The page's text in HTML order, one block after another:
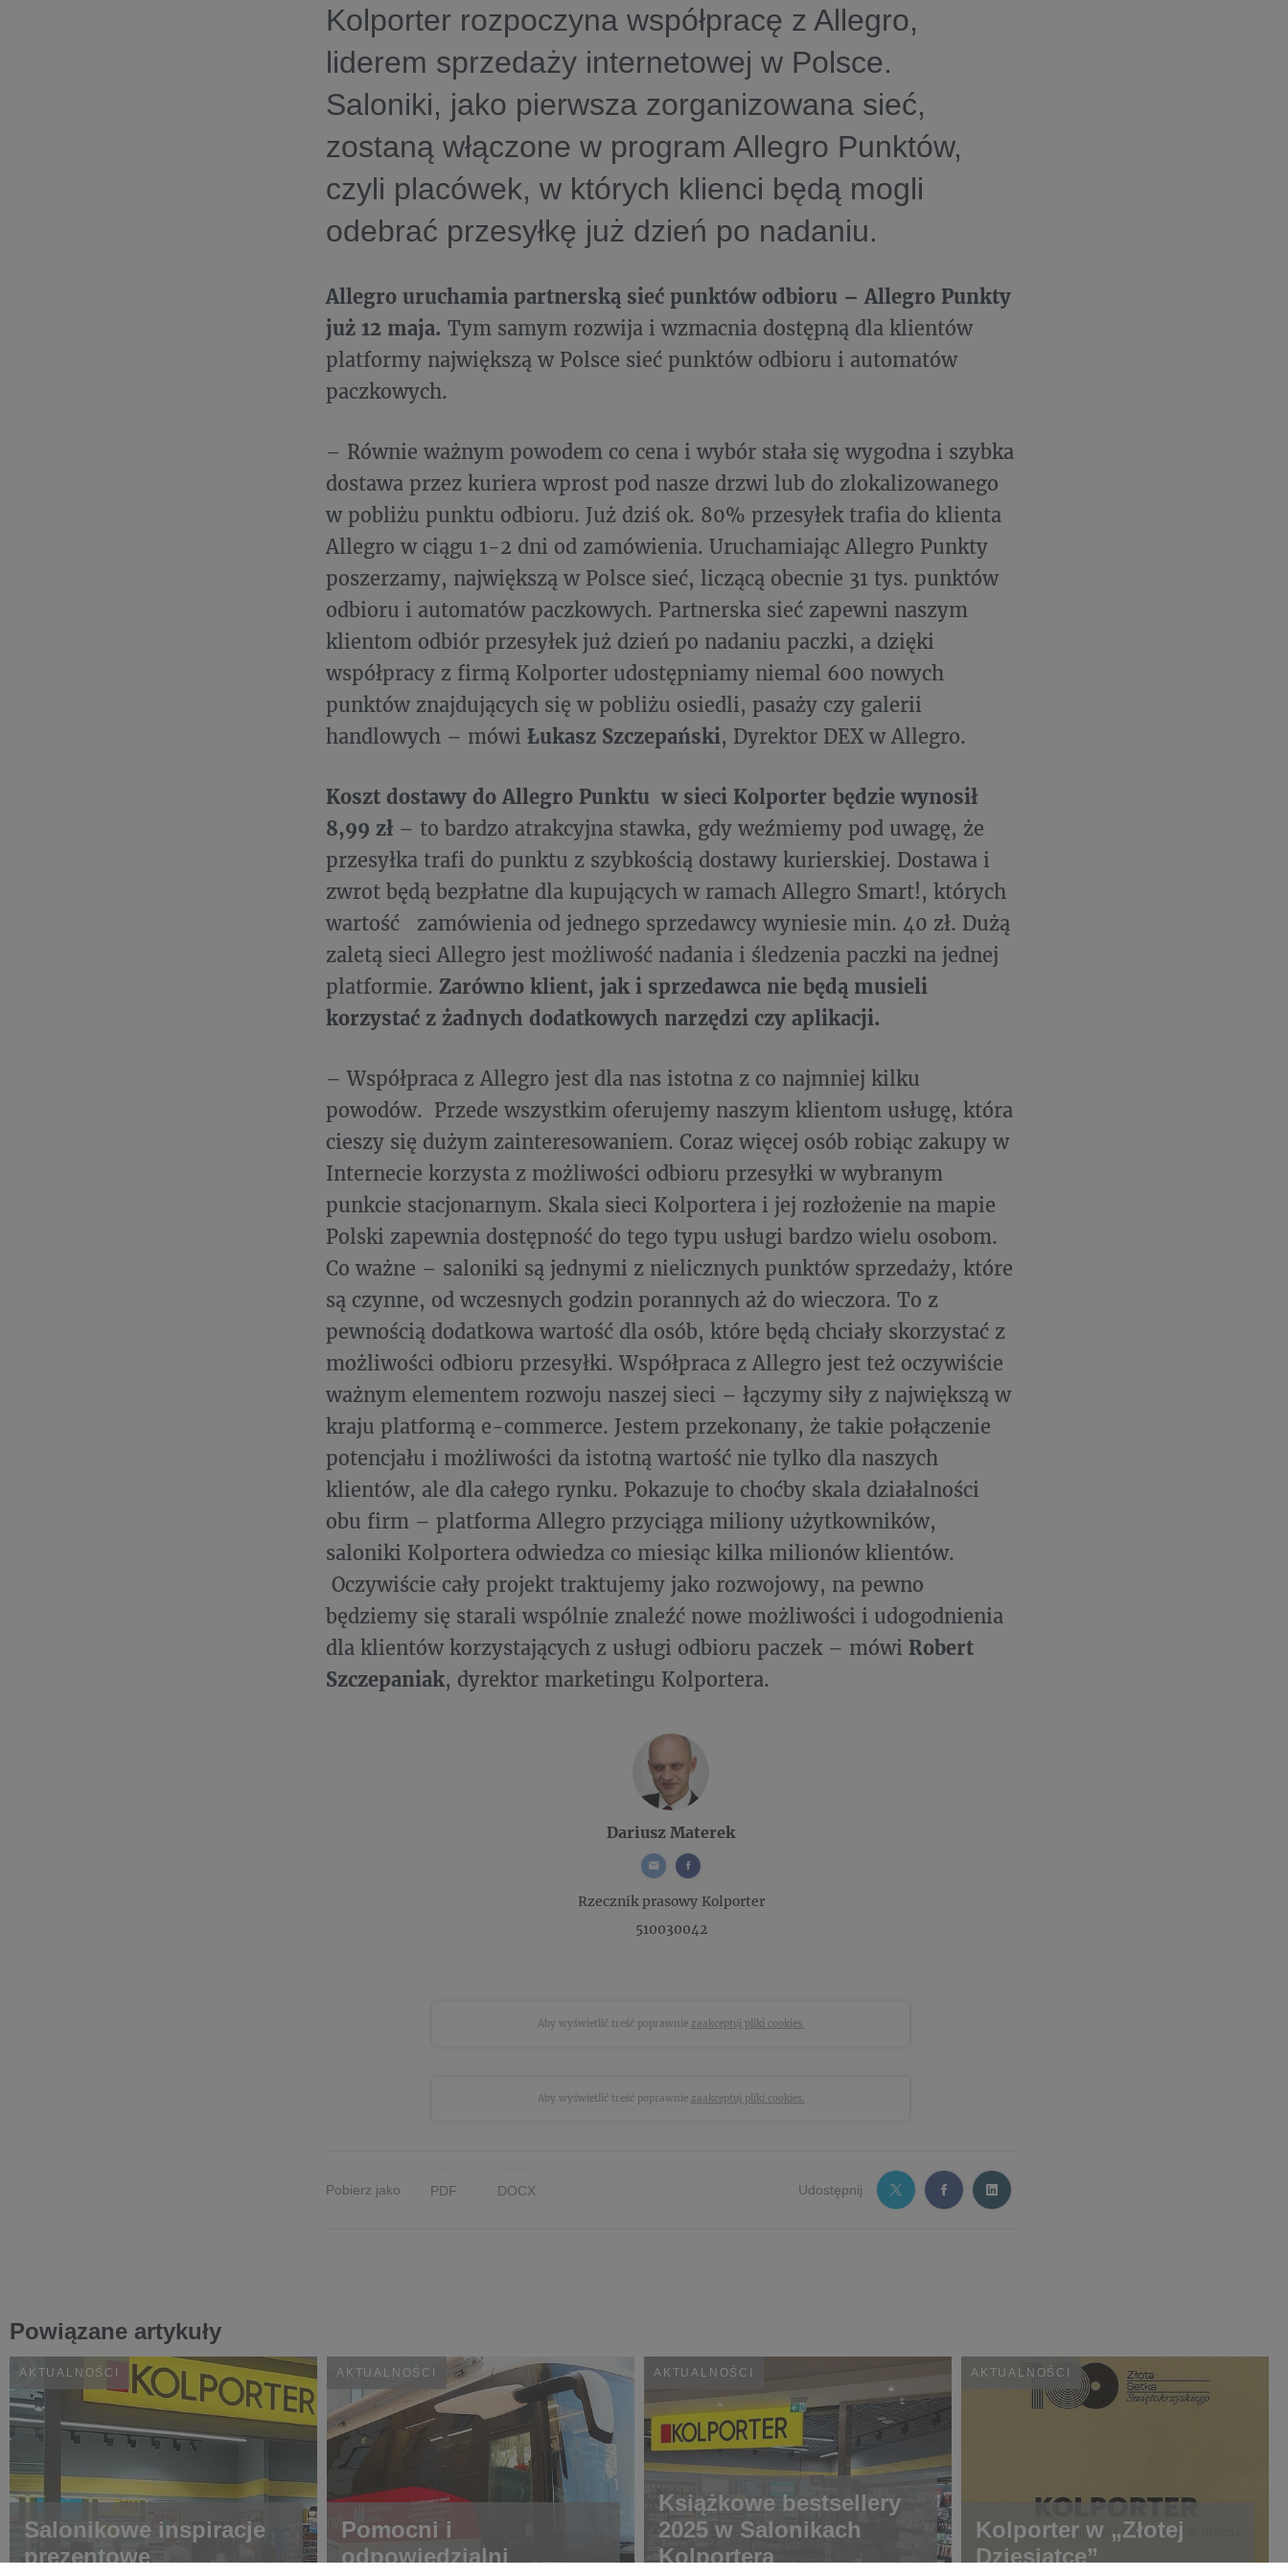
Kolporter rozpoczyna współpracę z Allegro,
liderem sprzedaży internetowej w Polsce.
Saloniki, jako pierwsza zorganizowana sieć,
zostaną włączone w program Allegro Punktów,
czyli placówek, w których klienci będą mogli
odebrać przesyłkę już dzień po nadaniu.
Allegro uruchamia partnerską sieć punktów odbioru – Allegro Punkty
już 12 maja. Tym samym rozwija i wzmacnia dostępną dla klientów
platformy największą w Polsce sieć punktów odbioru i automatów
paczkowych.
– Równie ważnym powodem co cena i wybór stała się wygodna i szybka
dostawa przez kuriera wprost pod nasze drzwi lub do zlokalizowanego
w pobliżu punktu odbioru. Już dziś ok. 80% przesyłek trafia do klienta
Allegro w ciągu 1-2 dni od zamówienia. Uruchamiając Allegro Punkty
poszerzamy, największą w Polsce sieć, liczącą obecnie 31 tys. punktów
odbioru i automatów paczkowych. Partnerska sieć zapewni naszym
klientom odbiór przesyłek już dzień po nadaniu paczki, a dzięki
współpracy z firmą Kolporter udostępniamy niemal 600 nowych
punktów znajdujących się w pobliżu osiedli, pasaży czy galerii
handlowych – mówi Łukasz Szczepański, Dyrektor DEX w Allegro.
Koszt dostawy do Allegro Punktu w sieci Kolporter będzie wynosił
8,99 zł – to bardzo atrakcyjna stawka, gdy weźmiemy pod uwagę, że
przesyłka trafi do punktu z szybkością dostawy kurierskiej. Dostawa i
zwrot będą bezpłatne dla kupujących w ramach Allegro Smart!, których
wartość zamówienia od jednego sprzedawcy wyniesie min. 40 zł. Dużą
zaletą sieci Allegro jest możliwość nadania i śledzenia paczki na jednej
platformie. Zarówno klient, jak i sprzedawca nie będą musieli
korzystać z żadnych dodatkowych narzędzi czy aplikacji.
– Współpraca z Allegro jest dla nas istotna z co najmniej kilku
powodów. Przede wszystkim oferujemy naszym klientom usługę, która
cieszy się dużym zainteresowaniem. Coraz więcej osób robiąc zakupy w
Internecie korzysta z możliwości odbioru przesyłki w wybranym
punkcie stacjonarnym. Skala sieci Kolportera i jej rozłożenie na mapie
Polski zapewnia dostępność do tego typu usługi bardzo wielu osobom.
Co ważne – saloniki są jednymi z nielicznych punktów sprzedaży, które
są czynne, od wczesnych godzin porannych aż do wieczora. To z
pewnością dodatkowa wartość dla osób, które będą chciały skorzystać z
możliwości odbioru przesyłki. Współpraca z Allegro jest też oczywiście
ważnym elementem rozwoju naszej sieci – łączymy siły z największą w
kraju platformą e-commerce. Jestem przekonany, że takie połączenie
potencjału i możliwości da istotną wartość nie tylko dla naszych
klientów, ale dla całego rynku. Pokazuje to choćby skala działalności
obu firm – platforma Allegro przyciąga miliony użytkowników,
saloniki Kolportera odwiedza co miesiąc kilka milionów klientów.
Oczywiście cały projekt traktujemy jako rozwojowy, na pewno
będziemy się starali wspólnie znaleźć nowe możliwości i udogodnienia
dla klientów korzystających z usługi odbioru paczek – mówi Robert
Szczepaniak, dyrektor marketingu Kolportera.
Dariusz Materek
Rzecznik prasowyKolporter
510030042
Aby wyświetlić treść poprawnie zaakceptuj pliki cookies.
Aby wyświetlić treść poprawnie zaakceptuj pliki cookies.
Pobierz jako PDF DOCX Udostępnij
Powiązane artykuły
AKTUALNOŚCI
Salonikowe inspiracje
prezentowe
AKTUALNOŚCI
Pomocni i
odpowiedzialni
AKTUALNOŚCI
Książkowe bestsellery
2025 w Salonikach
Kolportera
AKTUALNOŚCI
Kolporter w „Złotej
Dziesiątce”